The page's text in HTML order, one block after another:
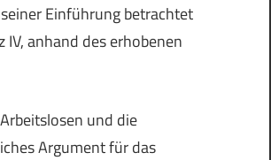
Einführung betrachtet
anhand des erhobenen
und die
Argument für das